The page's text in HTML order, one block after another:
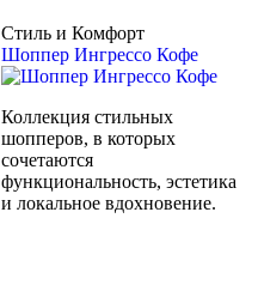
Стиль и Комфорт
Шоппер Ингрессо Кофе
Коллекция стильных
шопперов, в которых
сочетаются
функциональность, эстетика
и локальное вдохновение.